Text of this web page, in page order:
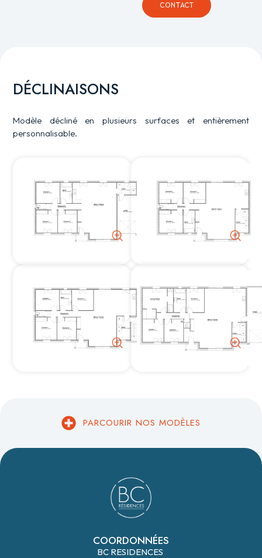
CONTACT
DÉCLINAISONS
Modèle décliné en plusieurs surfaces et entièrement
personnalisable.
PARCOURIR NOS MODÈLES
COORDONNÉES
BC RESIDENCES